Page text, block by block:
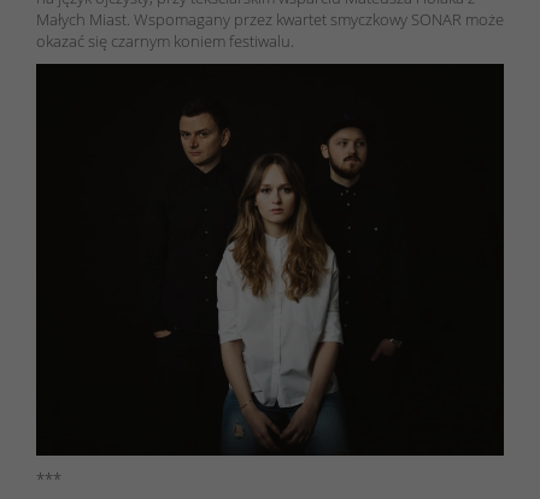
Małych Miast. Wspomagany przez kwartet smyczkowy SONAR może
okazać się czarnym koniem festiwalu.
***